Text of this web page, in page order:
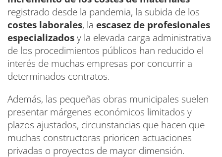
registrado desde la pandemia, la subida de los
costes laborales, la escasez de profesionales
especializadosy la elevada carga administrativa
de los procedimientos públicos han reducido el
interés de muchas empresas por concurrir a
determinados contratos.
Además, las pequeñas obras municipales suelen
presentar márgenes económicos limitados y
plazos ajustados, circunstancias que hacen que
muchas constructoras prioricen actuaciones
privadas o proyectos de mayor dimensión.